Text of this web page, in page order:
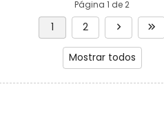
Página 1 de 2
1 2
Mostrar todos